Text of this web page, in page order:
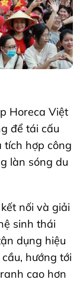
Horeca Việt
để tái cấu
tích hợp công
làn sóng du
nối và giải
sinh thái
dụng hiệu
hướng tới
cao hơn